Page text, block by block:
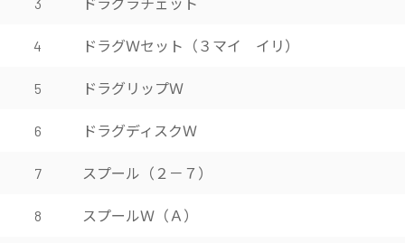
4 ドラグＷセット（３マイ イリ）
5 ドラグリップＷ
6 ドラグディスクＷ
7 スプール（２－７）
8 スプールＷ（Ａ）